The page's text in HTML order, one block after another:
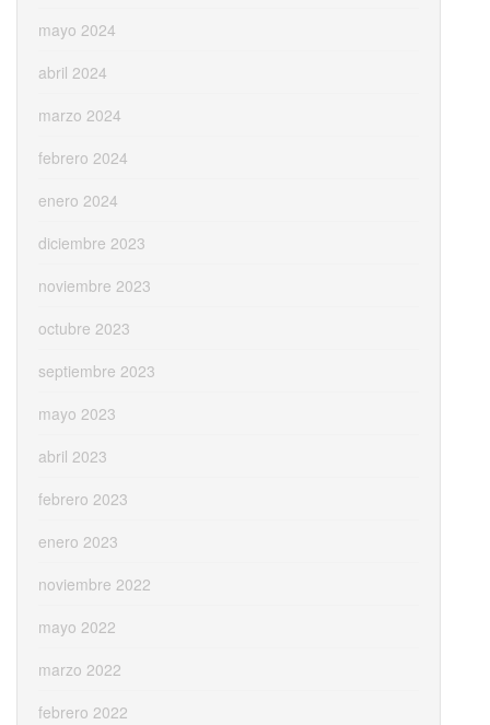
mayo 2024
abril 2024
marzo 2024
febrero 2024
enero 2024
diciembre 2023
noviembre 2023
octubre 2023
septiembre 2023
mayo 2023
abril 2023
febrero 2023
enero 2023
noviembre 2022
mayo 2022
marzo 2022
febrero 2022